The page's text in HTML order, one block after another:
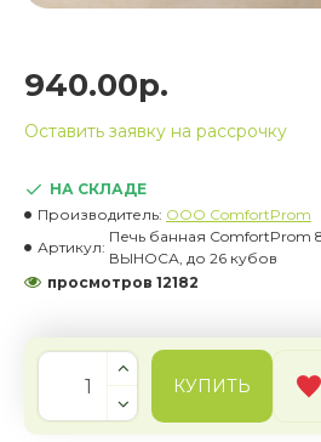
НА СКЛАДЕ
Производитель: OOO ComfortProm
Артикул:
Печь банная ComfortProm
ВЫНОСА, до 26 кубов
просмотров 12182
940.00р.
Оставить заявку на рассрочку
КУПИТЬ